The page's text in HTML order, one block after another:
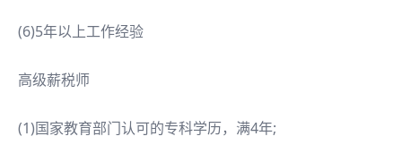
(6)5年以上工作经验
高级薪税师
(1)国家教育部门认可的专科学历，满4年;